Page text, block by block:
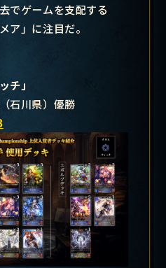
でゲームを支配する
ア」に注目だ。
チ」
石川県）優勝